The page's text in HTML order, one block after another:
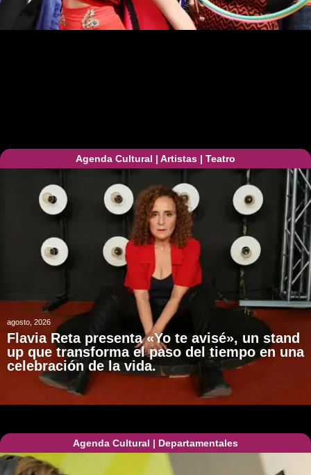
Agenda Cultural | Artistas | Teatro
agosto, 2026
Flavia Reta presenta «Yo te avisé», un stand
up que transforma el paso del tiempo en una
celebración de la vida.
Agenda Cultural | Departamentales